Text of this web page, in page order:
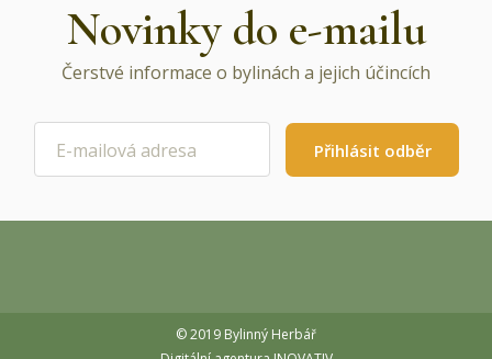
Novinky do e-mailu
Čerstvé informace o bylinách a jejich účincích
Přihlásit odběr
© 2019 Bylinný Herbář